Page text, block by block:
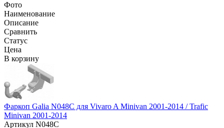
Фото
Наименование
Описание
Сравнить
Статус
Цена
В корзину
Фаркоп Galia N048C для Vivaro A Minivan 2001-2014 / Trafic
Minivan 2001-2014
Артикул N048C